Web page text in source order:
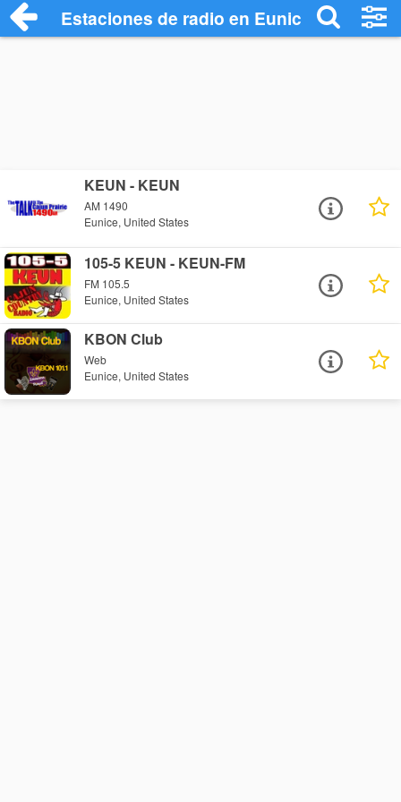
Estaciones de radio en Eunice -
KEUN - KEUN
AM 1490
Eunice, United States
105-5 KEUN - KEUN-FM
FM 105.5
Eunice, United States
KBON Club
Web
Eunice, United States